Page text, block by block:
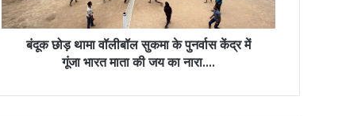
केंद्र
में
की
बंदूक छोड़ थामा वॉलीबॉल सुकमा के पुनर्वास केंद्र में
गूंजा भारत माता की जय का नारा….